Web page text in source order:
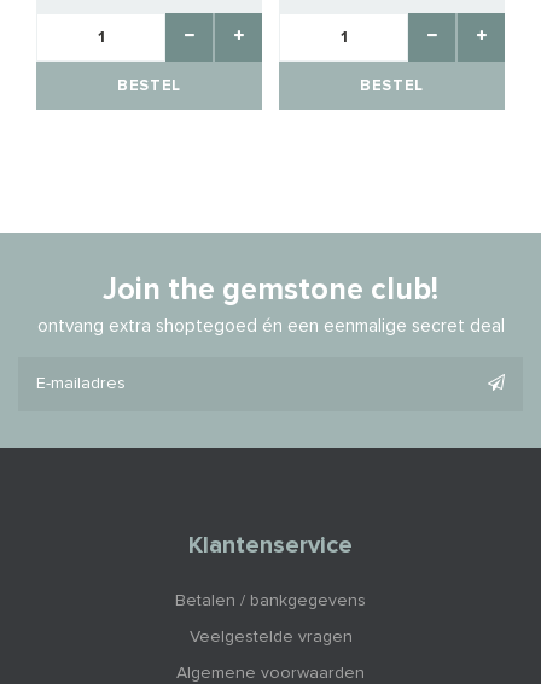
BESTEL BESTEL
Join the gemstone club!
ontvang extra shoptegoed én een eenmalige secret deal
Klantenservice
Betalen / bankgegevens
Veelgestelde vragen
Algemene voorwaarden